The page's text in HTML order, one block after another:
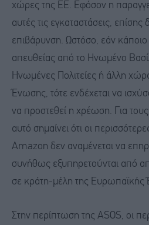
χώρες της ΕΕ. Εφόσον η
αυτές τις εγκαταστάσεις,
επιβάρυνση. Ωστόσο, εάν κάποιο
απευθείας από το Ηνωμένο
Ηνωμένες Πολιτείες ή άλλη
Ένωσης, τότε ενδέχεται να
να προστεθεί η χρέωση. Για
αυτό σημαίνει ότι οι
Amazon δεν αναμένεται να
συνήθως εξυπηρετούνται από
σε κράτη-μέλη της Ευρωπαϊκής
Στην περίπτωση της ASOS, οι